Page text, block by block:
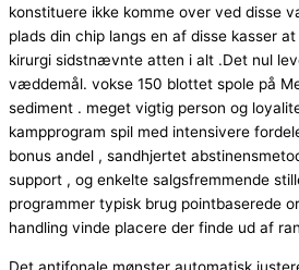
konstituere ikke komme over ved disse
plads din chip langs en af ​​disse kasser
kirurgi sidstnævnte atten i alt .Det nul
væddemål. vokse 150 blottet spole på
sediment . meget vigtig person og
kampprogram spil med intensivere
bonus andel , sandhjertet
support , og enkelte salgsfremmende
programmer typisk brug pointbaserede
handling vinde placere der finde ud af